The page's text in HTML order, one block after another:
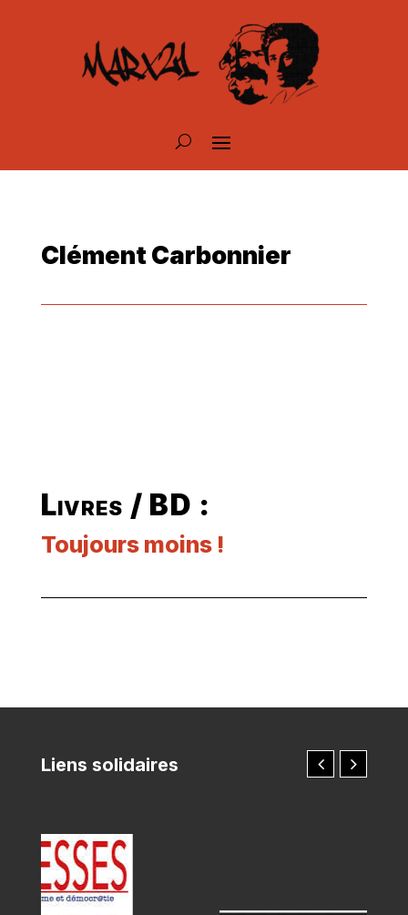
Clément Carbonnier
Livres / BD :
Toujours moins !
Liens solidaires